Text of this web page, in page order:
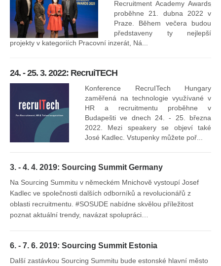
Recruitment Academy Awards
proběhne 21. dubna 2022 v
Praze. Během večera budou
představeny ty nejlepší
projekty v kategoriích Pracovní inzerát, Ná...
24. - 25. 3. 2022: RecruiTECH
Konference RecruITech Hungary
zaměřená na technologie využívané v
HR a recruitmentu proběhne v
Budapešti ve dnech 24. - 25. března
2022. Mezi speakery se objeví také
José Kadlec. Vstupenky můžete poř...
3. - 4. 4. 2019: Sourcing Summit Germany
Na Sourcing Summitu v německém Mnichově vystoupí Josef
Kadlec ve společnosti dalších odborníků a revolucionářů z
oblasti recruitmentu. #SOSUDE nabídne skvělou příležitost
poznat aktuální trendy, navázat spolupráci…
6. - 7. 6. 2019: Sourcing Summit Estonia
Další zastávkou Sourcing Summitu bude estonské hlavní město